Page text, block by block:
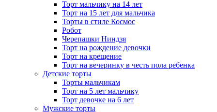
Торт мальчику на 14 лет
Торт на 15 лет для мальчика
Торты в стиле Космос
Робот
Черепашки Ниндзя
Торт на рождение девочки
Торт на крещение
Торт на вечеринку в честь пола ребенка
Детские торты
Торты мальчикам
Торт на 5 лет мальчику
Торт девочке на 6 лет
Мужские торты